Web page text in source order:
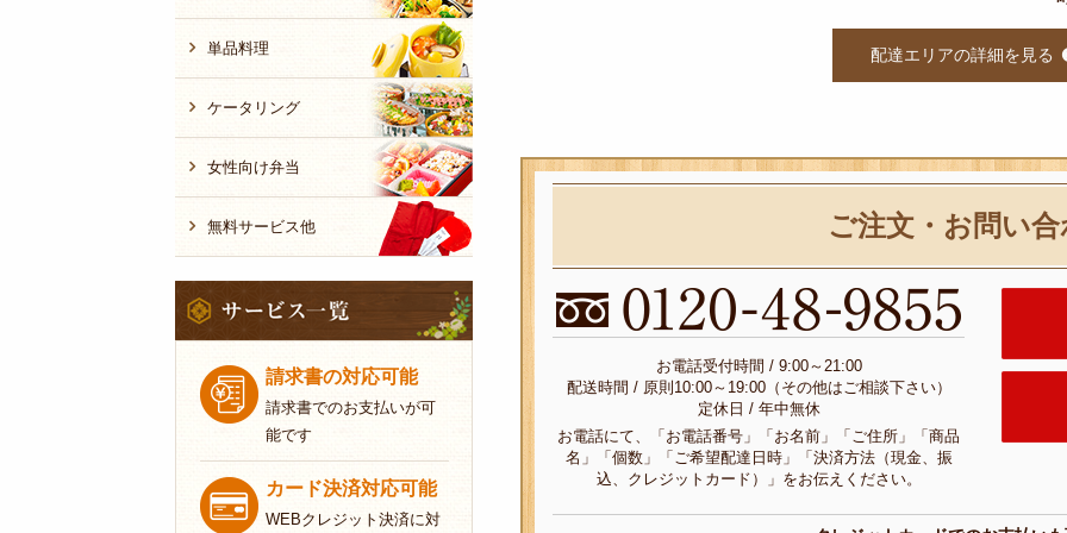
配達エリアの詳細を見る
ご注文・お問い
お電話受付時間 / 9:00～21:00
配送時間 / 原則10:00～19:00（その他はご相談下さい）
定休日 / 年中無休
お電話にて、「お電話番号」「お名前」「ご住所」「商品
名」「個数」「ご希望配達日時」「決済方法（現金、振
込、クレジットカード）」をお伝えください。
単品料理
ケータリング
女性向け弁当
無料サービス他
ー
ビ
請求書の対応可能
請求書でのお支払いが可
能です
カード決済対応可能
WEBクレジット決済に対